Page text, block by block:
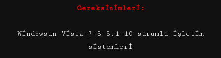
Gereksinimleri:
Windowsun Vista-7-8-8.1-10 sürümlü işletim
sistemleri